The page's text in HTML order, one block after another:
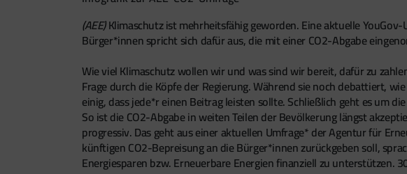
(AEE)Klimaschutz ist mehrheitsfähig geworden. Eine aktuelle
Bürger*innen spricht sich dafür aus, die mit einer CO2-Abgabe
Wie viel Klimaschutz wollen wir und was sind wir bereit, dafür zu
Frage durch die Köpfe der Regierung. Während sie noch debattiert,
einig, dass jede*r einen Beitrag leisten sollte. Schließlich geht es um
So ist die CO2-Abgabe in weiten Teilen der Bevölkerung längst
progressiv. Das geht aus einer aktuellen Umfrage* der Agentur für
künftigen CO2-Bepreisung an die Bürger*innen zurückgeben soll,
Energiesparen bzw. Erneuerbare Energien finanziell zu